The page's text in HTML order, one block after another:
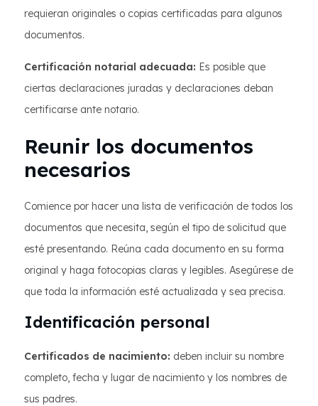
requieran originales o copias certificadas para algunos
documentos.
Certificación notarial adecuada: Es posible que
ciertas declaraciones juradas y declaraciones deban
certificarse ante notario.
Reunir los documentos
necesarios
Comience por hacer una lista de verificación de todos los
documentos que necesita, según el tipo de solicitud que
esté presentando. Reúna cada documento en su forma
original y haga fotocopias claras y legibles. Asegúrese de
que toda la información esté actualizada y sea precisa.
Identificación personal
Certificados de nacimiento: deben incluir su nombre
completo, fecha y lugar de nacimiento y los nombres de
sus padres.